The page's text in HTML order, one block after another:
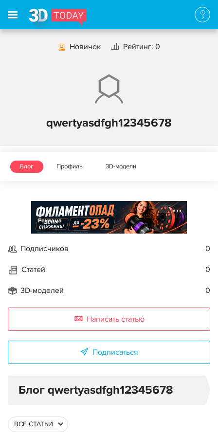
Новичок Рейтинг: 0
qwertyasdfgh12345678
Блог Профиль 3D-модели
Реклама
Подписчиков 0
Статей 0
3D-моделей 0
Написать статью
Подписаться
Блог qwertyasdfgh12345678
ВСЕ СТАТЬИ